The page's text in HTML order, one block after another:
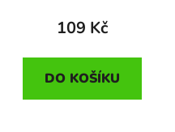
109 Kč
DO KOŠÍKU